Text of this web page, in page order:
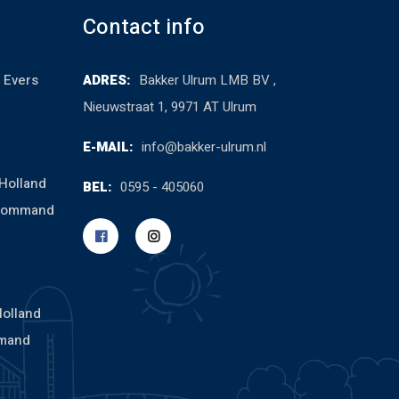
Contact info
ADRES: Bakker Ulrum LMB BV ,
Nieuwstraat 1, 9971 AT Ulrum
E-MAIL: info@bakker-ulrum.nl
BEL: 0595 - 405060